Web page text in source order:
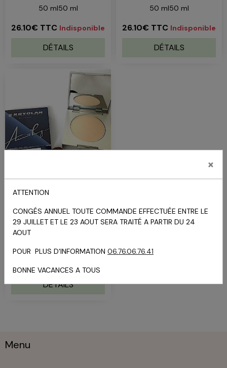
50 ml50 ml
26.10€ TTC Indisponible
DÉTAILS
50 ml50 ml
26.10€ TTC Indisponible
DÉTAILS
Blusher High Light
5192 - Kryolan
High LightBlusher dans un
boîtier élégant avec un
miroir et un petit pinceau.
DÉTAILS
Menu
×
ATTENTION
CONGÉS ANNUEL TOUTE COMMANDE EFFECTUÉE ENTRE LE
29 JUILLET ET LE 23 AOUT SERA TRAITÉ A PARTIR DU 24
AOUT
POUR PLUS D'INFORMATION 06.76.06.76.41
BONNE VACANCES A TOUS